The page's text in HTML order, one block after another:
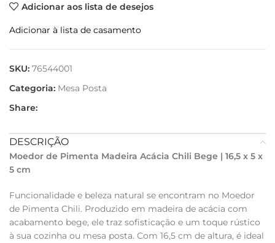
Adicionar aos lista de desejos
Adicionar à lista de casamento
SKU: 76544001
Categoria: Mesa Posta
Share:
DESCRIÇÃO
Moedor de Pimenta Madeira Acácia Chili Bege | 16,5 x 5 x
5 cm
Funcionalidade e beleza natural se encontram no Moedor
de Pimenta Chili. Produzido em madeira de acácia com
acabamento bege, ele traz sofisticação e um toque rústico
à sua cozinha ou mesa posta. Com 16,5 cm de altura, é ideal